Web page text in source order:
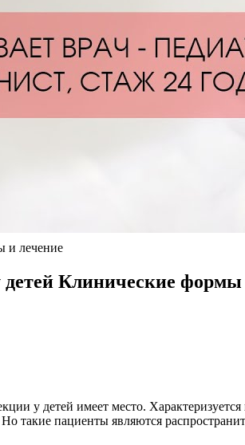
и лечение
детей Клинические формы
у детей имеет место.
такие пациенты являются